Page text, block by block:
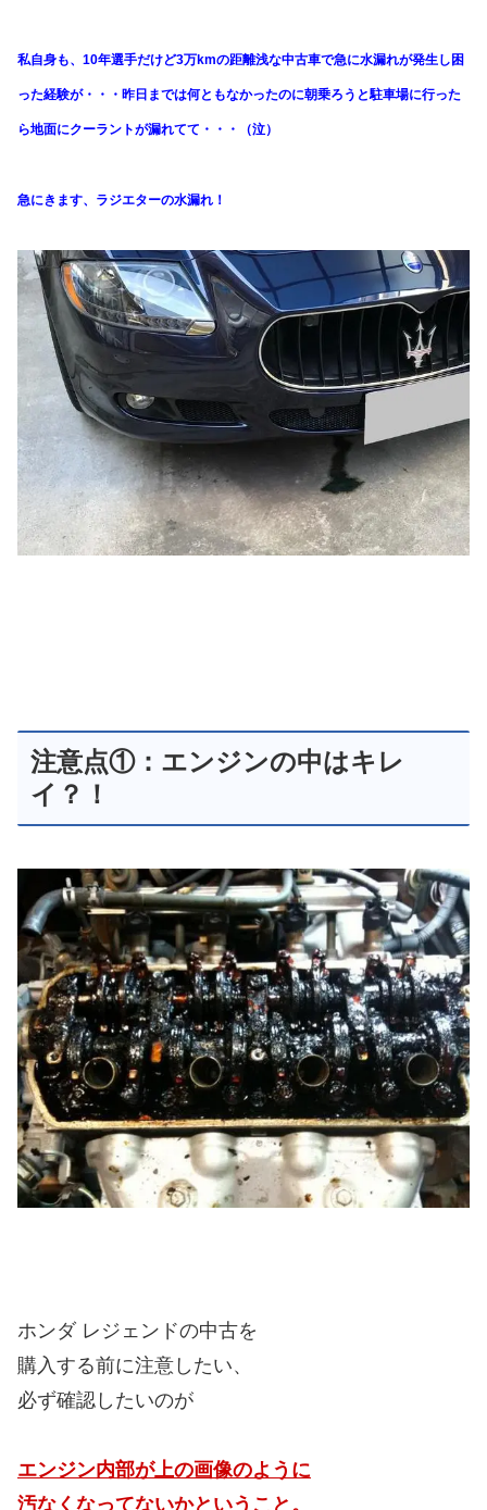
私自身も、10年選手だけど3万kmの距離浅な中古車で急に水漏れが発生し困
った経験が・・・昨日までは何ともなかったのに朝乗ろうと駐車場に行った
ら地面にクーラントが漏れてて・・・（泣）
急にきます、ラジエターの水漏れ！
注意点①：エンジンの中はキレ
イ？！
ホンダ レジェンドの中古を
購入する前に注意したい、
必ず確認したいのが
エンジン内部が上の画像のように
汚なくなってないかということ。